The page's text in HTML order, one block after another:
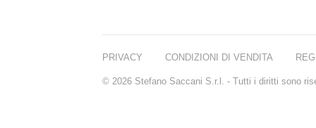
PRIVACY CONDIZIONI DI VENDITA
© 2026 Stefano Saccani S.r.l. - Tutti i diritti sono